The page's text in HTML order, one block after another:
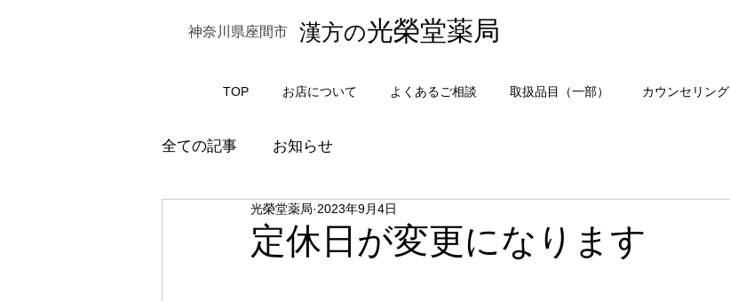
神奈川県座間市 漢方の光榮堂薬局
TOP お店について よくあるご相談 取扱品目（一部） カウンセリング
全ての記事 お知らせ
定休日が変更になります
光榮堂薬局 2023年9月4日